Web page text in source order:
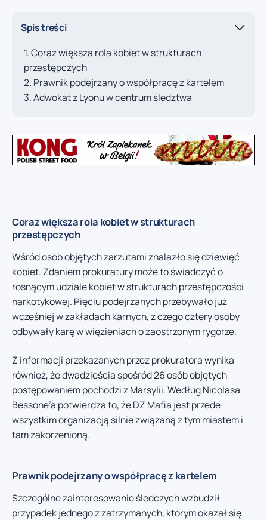
Spis treści
Coraz większa rola kobiet w strukturach
przestępczych
Prawnik podejrzany o współpracę z kartelem
Adwokat z Lyonu w centrum śledztwa
Coraz większa rola kobiet w strukturach
przestępczych
Wśród osób objętych zarzutami znalazło się dziewięć
kobiet. Zdaniem prokuratury może to świadczyć o
rosnącym udziale kobiet w strukturach przestępczości
narkotykowej. Pięciu podejrzanych przebywało już
wcześniej w zakładach karnych, z czego cztery osoby
odbywały karę w więzieniach o zaostrzonym rygorze.
Z informacji przekazanych przez prokuratora wynika
również, że dwadzieścia spośród 26 osób objętych
postępowaniem pochodzi z Marsylii. Według Nicolasa
Bessone’a potwierdza to, że DZ Mafia jest przede
wszystkim organizacją silnie związaną z tym miastem i
tam zakorzenioną.
Prawnik podejrzany o współpracę z kartelem
Szczególne zainteresowanie śledczych wzbudził
przypadek jednego z zatrzymanych, którym okazał się